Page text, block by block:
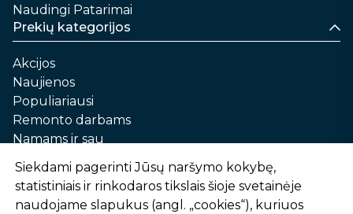
Naudingi Patarimai
Prekių kategorijos
Akcijos
Naujienos
Populiariausi
Remonto darbams
Namams ir sau
Automobilių priežiūrai
Sodui ir daržui
Informacija
Siekdami pagerinti Jūsų naršymo kokybę,
statistiniais ir rinkodaros tikslais šioje svetainėje
naudojame slapukus (angl. „cookies“), kuriuos